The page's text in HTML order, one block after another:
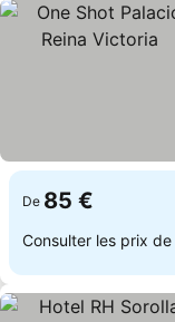
De 85 €
Consulter les prix de